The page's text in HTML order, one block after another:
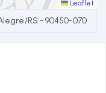
Leaflet
RS - 90450-070